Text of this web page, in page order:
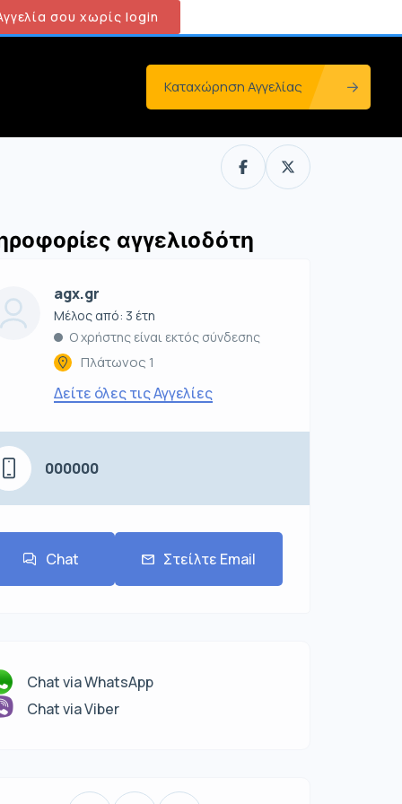
σου χωρίς login
Καταχώρηση Αγγελίας
αγγελιοδότη
agx.gr
Μέλος από: 3 έτη
Ο χρήστης είναι εκτός σύνδεσης
Πλάτωνος 1
Δείτε όλες τις Αγγελίες
000000
Chat Στείλτε Email
Chat via WhatsApp
Chat via Viber